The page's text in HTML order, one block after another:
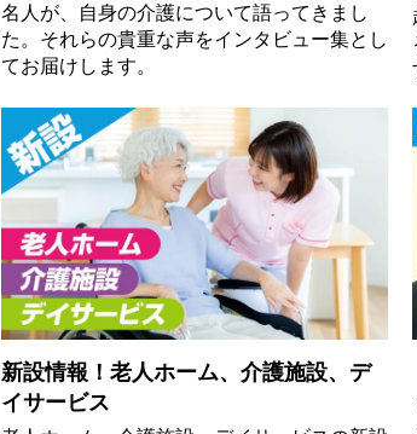
名人が、自身の介護について語ってきまし
た。それらの貴重な声をインタビュー集とし
てお届けします。
新設情報！老人ホーム、介護施設、デ
イサービス